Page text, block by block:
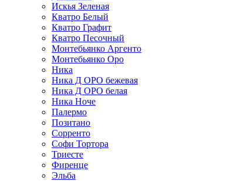
Искья Зеленая
Кватро Белый
Кватро Графит
Кватро Песочный
Монтебьянко Аргенто
Монтебьянко Оро
Ника
Ника Д ОРО бежевая
Ника Д ОРО белая
Ника Ноче
Палермо
Позитано
Сорренто
Софи Тортора
Триесте
Фиренце
Эльба